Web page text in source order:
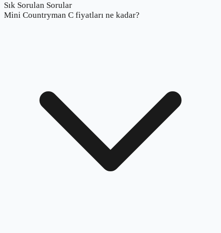
Sık Sorulan Sorular
Mini Countryman C fiyatları ne kadar?